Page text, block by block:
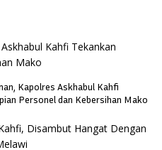
Kapolres Askhabul Kahfi
Personel dan Kebersihan Mako